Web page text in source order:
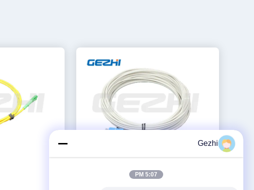
Gezhi
5:07 PM